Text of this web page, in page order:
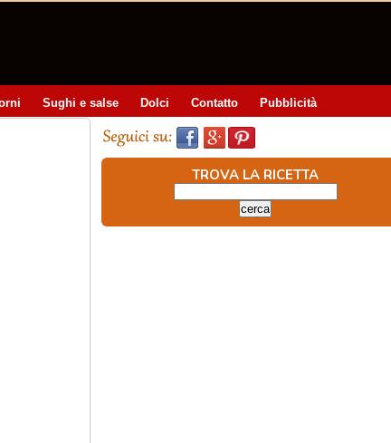
Sughi e salse Dolci Contatto Pubblicità
TROVA LA RICETTA